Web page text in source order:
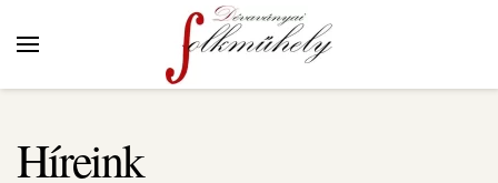
Skip to main content
Híreink